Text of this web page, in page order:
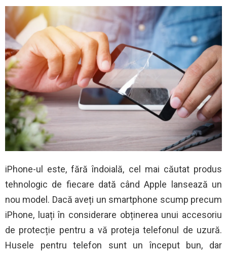
iPhone-ul este, fără îndoială, cel mai căutat produs
tehnologic de fiecare dată când Apple lansează un
nou model. Dacă aveți un smartphone scump precum
iPhone, luați în considerare obținerea unui accesoriu
de protecție pentru a vă proteja telefonul de uzură.
Husele pentru telefon sunt un început bun, dar